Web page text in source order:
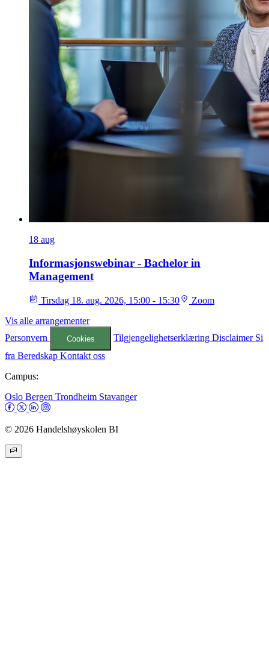
18 aug
Informasjonswebinar - Bachelor in
Management
Tirsdag 18. aug. 2026, 15:00 - 15:30
Zoom
Vis alle arrangementer
Personvern
Cookies TilgjengelighetserklæringDisclaimer Si
fra Beredskap Kontakt oss
Campus:
Oslo Bergen Trondheim Stavanger
© 2026 Handelshøyskolen BI